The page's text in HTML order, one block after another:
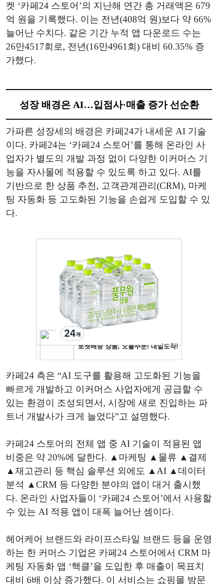
켓 ‘카페24 스토어’의 지난해 연간 총 거래액은 679
억 원을 기록했다. 이는 전년(408억 원)보다 약 66%
늘어난 수치다. 같은 기간 누적 앱 다운로드 수는
26만4517회로, 전년(16만4961회) 대비 60.35% 증
가했다.
성장 배경은 AI…입점사·매출 증가 선순환
가파른 성장세의 배경은 카페24가 내세운 AI 기술
이다. 카페24는 ‘카페24 스토어’를 통해 온라인 사
업자가 별도의 개발 과정 없이 다양한 이커머스 기
능을 자사몰에 적용할 수 있도록 하고 있다. AI를
기반으로 한 상품 추천, 고객관계관리(CRM), 마케
팅 자동화 등 고도화된 기능을 손쉽게 도입할 수 있
다.
카페24 측은 “AI 도구를 활용해 고도화된 기능을
빠르게 개발하고 이커머스 사업자에게 공급할 수
있는 환경이 조성되면서, 시장에 새로 진입하는 파
트너 개발사가 크게 늘었다”고 설명했다.
카페24 스토어의 전체 앱 중 AI 기술이 적용된 앱
비중은 약 20%에 달한다. ▲마케팅 ▲물류 ▲결제
▲재고관리 등 핵심 솔루션 외에도 ▲AI ▲데이터
분석 ▲CRM 등 다양한 분야의 앱이 대거 출시했
다. 온라인 사업자들이 ‘카페24 스토어’에서 사용할
수 있는 AI 적용 앱이 대폭 늘어난 셈이다.
헤어케어 브랜드와 라이프스타일 브랜드 등을 운영
하는 한 커머스 기업은 카페24 스토어에서 CRM 마
케팅 자동화 앱 ‘핵클’을 도입한 후 매출이 목표치
대비 6배 이상 증가했다. 이 서비스는 쇼핑몰 방문